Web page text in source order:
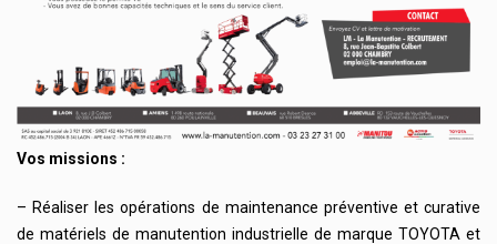
Vos missions :
– Réaliser les opérations de maintenance préventive et curative
de matériels de manutention industrielle de marque TOYOTA et